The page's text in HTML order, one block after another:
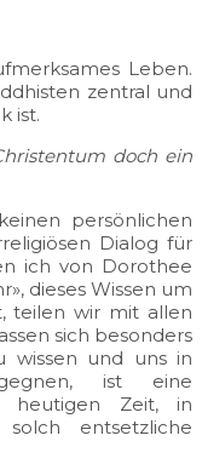
Leben.
zentral und
ist.
doch ein
persönlichen
Dialog für
ich von Dorothee
dieses Wissen um
teilen wir mit allen
sich besonders
wissen und uns in
ist eine
heutigen Zeit, in
entsetzliche